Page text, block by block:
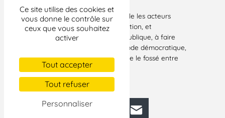
Ce site utilise des cookies et
vous donne le contrôle sur
ceux que vous souhaitez
activer
Tout accepter
Tout refuser
Personnaliser
sujets essentiels.
La Ligue des droits de l’Homme appelle les acteurs
politiques de la révision de la Constitution, et
singulièrement le président de la République, à faire
plus sur le fond, et mieux sur la méthode démocratique,
pour ne pas creuser davantage encore le fossé entre
les pouvoirs et les citoyens.
Paris, le 10 novembre 2012.
Facebook
BlueskyMastodonLinkedIn